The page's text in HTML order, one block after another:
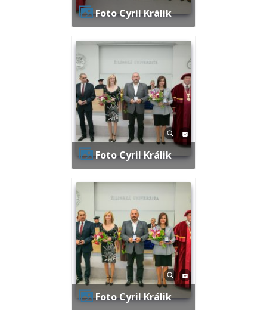
Foto Cyril Králik
Foto Cyril Králik
Foto Cyril Králik